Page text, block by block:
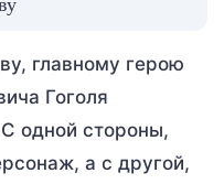
главному герою
Гоголя
одной стороны,
а с другой,